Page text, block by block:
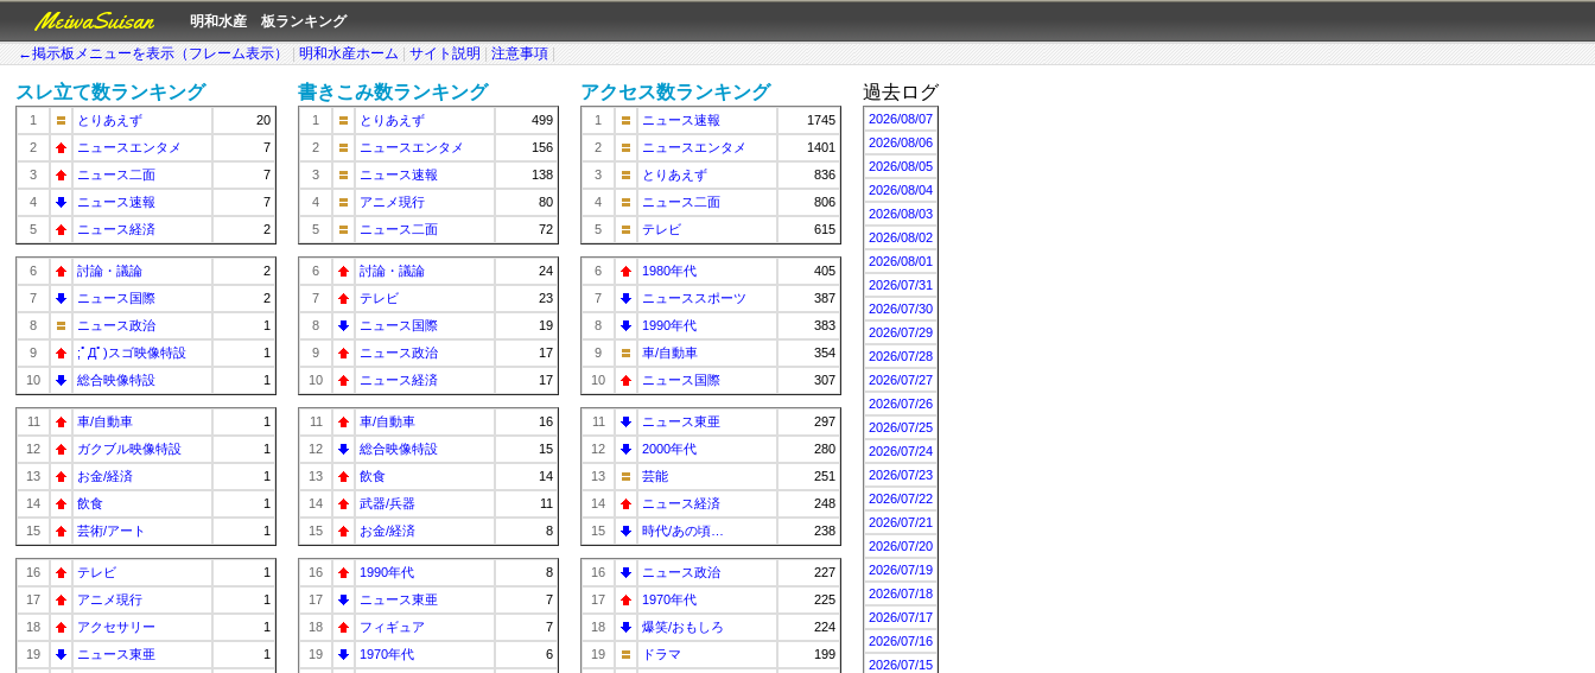
MeiwaSuisan
明和水産 板ランキング
←掲示板メニューを表示（フレーム表示）
明和水産ホーム サイト説明 注意事項
スレ立て数ランキング
1 とりあえず
20
2
ニュースエンタメ
7
3
ニュース二面
7
4
ニュース速報
7
5
ニュース経済 2
6 討論・議論
2
7
ニュース国際
2
8
ニュース政治
1
9
;ﾟДﾟ)スゴ映像特設
1
10
総合映像特設 1
11 車/自動車
1
12
ガクブル映像特設
1
13
お金/経済
1
14
飲食
1
15
芸術/アート 1
16 テレビ
1
17
アニメ現行
1
18
アクセサリー
1
19
ニュース東亜
1
書きこみ数ランキング
1 とりあえず
499
2
ニュースエンタメ
156
3
ニュース速報
138
4
アニメ現行
80
5
ニュース二面 72
6 討論・議論
24
7
テレビ
23
8
ニュース国際
19
9
ニュース政治
17
10
ニュース経済 17
11 車/自動車
16
12
総合映像特設
15
13
飲食
14
14
武器/兵器
11
15
お金/経済 8
16 1990年代
8
17
ニュース東亜
7
18
フィギュア
7
19
1970年代
6
アクセス数ランキング
1 ニュース速報
1745
2
ニュースエンタメ
1401
3
とりあえず
836
4
ニュース二面
806
5
テレビ 615
6 1980年代
405
7
ニューススポーツ
387
8
1990年代
383
9
車/自動車
354
10
ニュース国際 307
11 ニュース東亜
297
12
2000年代
280
13
芸能
251
14
ニュース経済
248
15
時代/あの頃… 238
16 ニュース政治
227
17
1970年代
225
18
爆笑/おもしろ
224
19
ドラマ
199
過去ログ
2026/08/07
2026/08/06
2026/08/05
2026/08/04
2026/08/03
2026/08/02
2026/08/01
2026/07/31
2026/07/30
2026/07/29
2026/07/28
2026/07/27
2026/07/26
2026/07/25
2026/07/24
2026/07/23
2026/07/22
2026/07/21
2026/07/20
2026/07/19
2026/07/18
2026/07/17
2026/07/16
2026/07/15